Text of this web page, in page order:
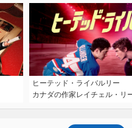
ヒーテッド・ライバルリー
カナダの作家レイチェル・リ